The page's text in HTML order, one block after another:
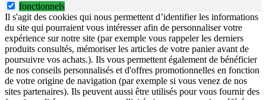
fonctionnels
Il s'agit des cookies qui nous permettent d’identifier les informations
du site qui pourraient vous intéresser afin de personnaliser votre
expérience sur notre site (par exemple vous rappeler les derniers
produits consultés, mémoriser les articles de votre panier avant de
poursuivre vos achats.). Ils vous permettent également de bénéficier
de nos conseils personnalisés et d'offres promotionnelles en fonction
de votre origine de navigation (par exemple si vous venez de nos
sites partenaires). Ils peuvent aussi être utilisés pour vous fournir des